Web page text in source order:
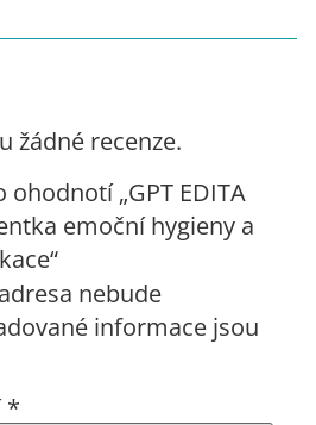
žádné recenze.
„GPT EDITA
emoční hygieny a
nebude
informace jsou
*